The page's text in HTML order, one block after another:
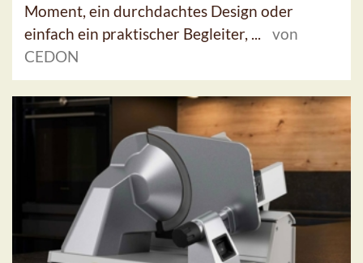
Moment, ein durchdachtes Design oder
einfach ein praktischer Begleiter, ...
von
CEDON